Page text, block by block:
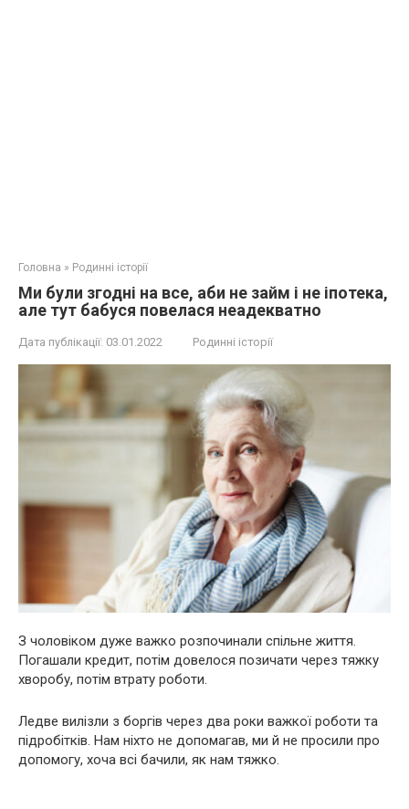
Головна » Родинні історії
Ми були згодні на все, аби не займ і не іпотека,
але тут бабуся повелася неадекватно
Дата публікації: 03.01.2022 Родинні історії
З чоловіком дуже важко розпочинали спільне життя.
Погашали кредит, потім довелося позичати через тяжку
хворобу, потім втрату роботи.
Ледве вилізли з боргів через два роки важкої роботи та
підробітків. Нам ніхто не допомагав, ми й не просили про
допомогу, хоча всі бачили, як нам тяжко.